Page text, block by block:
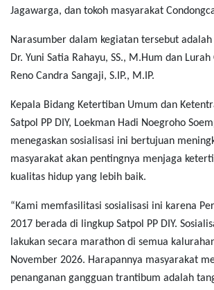
Jagawarga, dan tokoh masyarakat
Narasumber dalam kegiatan tersebut adalah
Dr. Yuni Satia Rahayu, SS., M.Hum dan
Reno Candra Sangaji, S.IP., M.IP.
Kepala Bidang Ketertiban Umum dan
Satpol PP DIY, Loekman Hadi Noegroho
menegaskan sosialisasi ini bertujuan
masyarakat akan pentingnya menjaga
kualitas hidup yang lebih baik.
“Kami memfasilitasi sosialisasi ini karena
2017 berada di lingkup Satpol PP DIY.
lakukan secara marathon di semua
November 2026. Harapannya masyarakat
penanganan gangguan trantibum adalah